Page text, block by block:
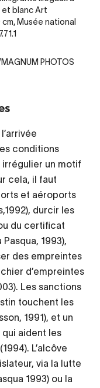
et blanc Art
Musée national
PHOTOS
conditions
irrégulier un motif
cela, il faut
et aéroports
durcir les
du certificat
1993),
des empreintes
d’empreintes
Les sanctions
touchent les
1991), et un
aident les
L’alcôve
via la lutte
1993) ou la